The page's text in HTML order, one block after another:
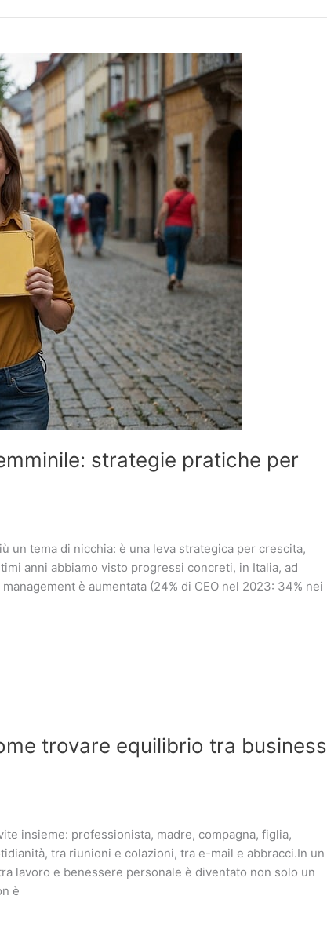
strategie pratiche per
un tema di nicchia: è una leva strategica per crescita,
anni abbiamo visto progressi concreti, in Italia, ad
è aumentata (24% di CEO nel 2023: 34% nei
trovare equilibrio tra business
insieme: professionista, madre, compagna, figlia,
tra riunioni e colazioni, tra e-mail e abbracci.In un
lavoro e benessere personale è diventato non solo un
è